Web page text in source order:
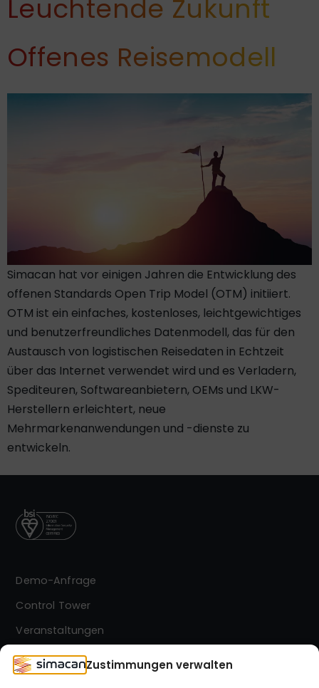
Zustimmungen verwalten
Leuchtende Zukunft
Offenes Reisemodell
Simacan hat vor einigen Jahren die Entwicklung des
offenen Standards Open Trip Model (OTM) initiiert.
OTM ist ein einfaches, kostenloses, leichtgewichtiges
und benutzerfreundliches Datenmodell, das für den
Austausch von logistischen Reisedaten in Echtzeit
über das Internet verwendet wird und es Verladern,
Spediteuren, Softwareanbietern, OEMs und LKW-
Herstellern erleichtert, neue
Mehrmarkenanwendungen und -dienste zu
entwickeln.
Demo-Anfrage
Control Tower
Veranstaltungen
Kontakt